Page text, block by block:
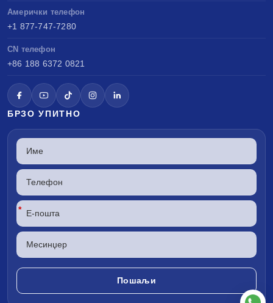
Амерички телефон
+1 877-747-7280
CN телефон
+86 188 6372 0821
БРЗО УПИТНО
*